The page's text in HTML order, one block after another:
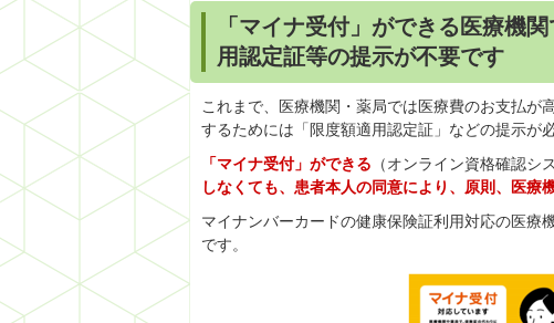
「マイナ受付」ができる医療機
用認定証等の提示が不要です
これまで、医療機関・薬局では医療費のお支払が
するためには「限度額適用認定証」などの提示が
「マイナ受付」ができる （オンライン資格確認シ
しなくても、患者本人の同意により、原則、医療
マイナンバーカードの健康保険証利用対応の医療
です。